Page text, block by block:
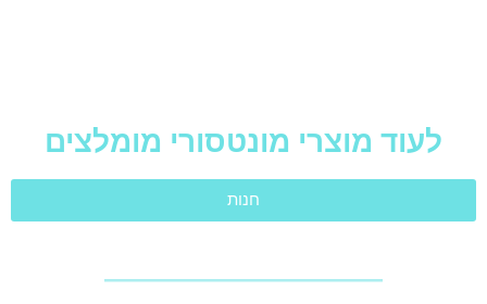
לעוד מוצרי מונטסורי מומלצים
חנות